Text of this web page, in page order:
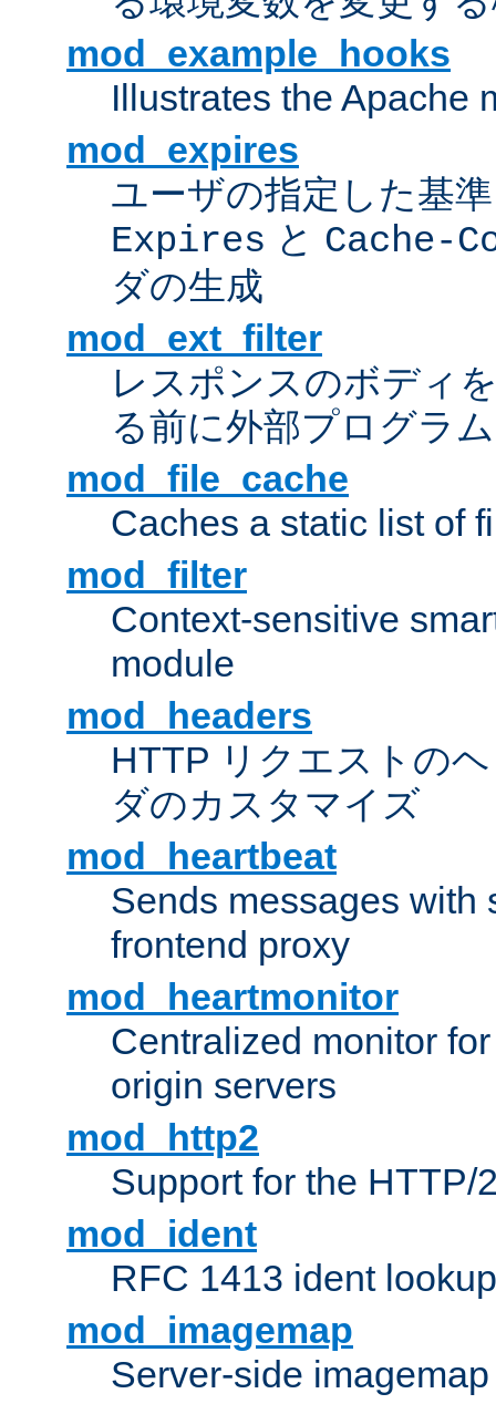
mod_example_hooks
Illustrates the Apache
mod_expires
ユーザの指定した基
Expires と Cache-
ダの生成
mod_ext_filter
レスポンスのボディ
る前に外部プログラ
mod_file_cache
Caches a static list of
mod_filter
Context-sensitive
module
mod_headers
HTTP リクエストの
ダのカスタマイズ
mod_heartbeat
Sends messages with
frontend proxy
mod_heartmonitor
Centralized monitor
origin servers
mod_http2
Support for the HTTP/
mod_ident
RFC 1413 ident
mod_imagemap
Server-side